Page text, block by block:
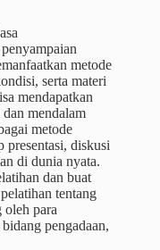
metode
serta materi
mendapatkan
mendalam
metode
presentasi, diskusi
di dunia nyata.
dan buat
tentang
oleh para
pengadaan,